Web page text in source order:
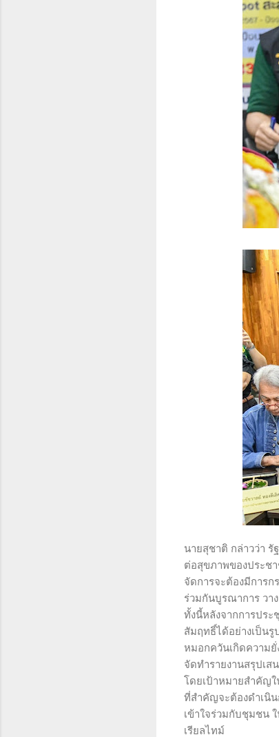
นายสุชาติ กล่าวว่า
ต่อสุขภาพของประช
จัดการจะต้องมีการก
ร่วมกันบูรณาการ วา
ทั้งนี้หลังจากการประ
สัมฤทธิ์ได้อย่างเป็น
หมอกควันเกิดความ
จัดทำรายงานสรุปเ
โดยเป้าหมายสำคัญใ
ที่สำคัญจะต้องดำเนิ
เข้าใจร่วมกับชุมชน
เรียลไทม์